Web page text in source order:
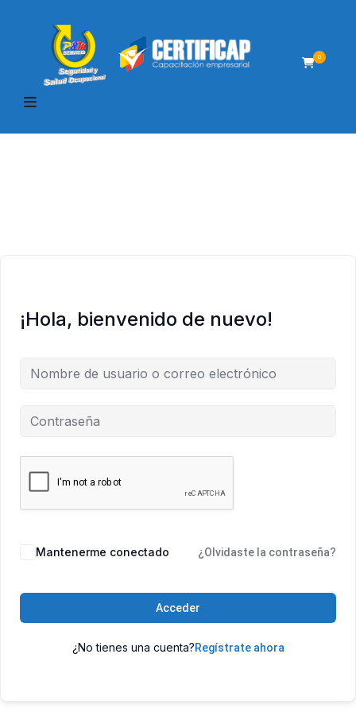
0
¡Hola, bienvenido de nuevo!
Mantenerme conectado ¿Olvidaste la contraseña?
Acceder
¿No tienes una cuenta?Regístrate ahora